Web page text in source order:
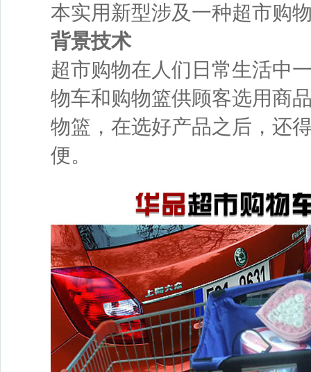
本实用新型涉及一种超市购
背景技术
超市购物在人们日常生活中
物车和购物篮供顾客选用商
物篮，在选好产品之后，还
便。